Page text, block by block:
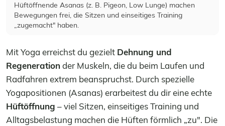
Hüftöffnende Asanas (z. B. Pigeon, Low Lunge) machen
Bewegungen frei, die Sitzen und einseitiges Training
„zugemacht" haben.
Mit Yoga erreichst du gezielt Dehnung und
Regenerationder Muskeln, die du beim Laufen und
Radfahren extrem beanspruchst. Durch spezielle
Yogapositionen (Asanas) erarbeitest du dir eine echte
Hüftöffnung – viel Sitzen, einseitiges Training und
Alltagsbelastung machen die Hüften förmlich „zu". Die